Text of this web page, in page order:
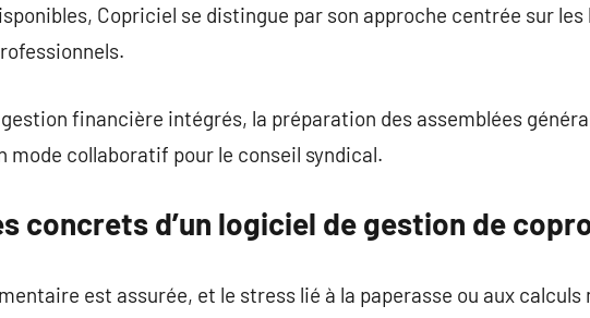
Copriciel se distingue par son approche centrée sur les
financière intégrés, la préparation des assemblées
mode collaboratif pour le conseil syndical.
concrets d’un logiciel de gestion de
est assurée, et le stress lié à la paperasse ou aux calculs